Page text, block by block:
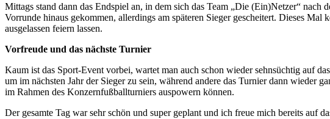
Mittags stand dann das Endspiel an, in dem sich das Team „Die (Ein)Netzer“
Vorrunde hinaus gekommen, allerdings am späteren Sieger gescheitert. Dieses
ausgelassen feiern lassen.
Vorfreude und das nächste Turnier
Kaum ist das Sport-Event vorbei, wartet man auch schon wieder sehnsüchtig auf
um im nächsten Jahr der Sieger zu sein, während andere das Turnier dann wieder
im Rahmen des Konzernfußballturniers auspowern können.
Der gesamte Tag war sehr schön und super geplant und ich freue mich bereits auf